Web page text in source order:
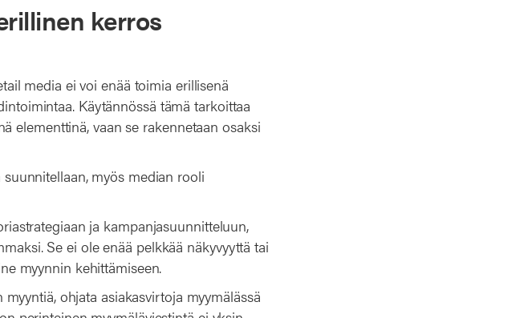
kerros
media ei voi enää toimia erillisenä
Käytännössä tämä tarkoittaa
elementtinä, vaan se rakennetaan osaksi
myös median rooli
ja kampanjasuunnitteluun,
Se ei ole enää pelkkää näkyvyyttä tai
myynnin kehittämiseen.
ohjata asiakasvirtoja myymälässä